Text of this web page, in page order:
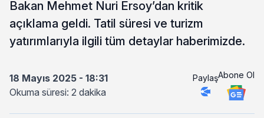
Bakan Mehmet Nuri Ersoy’dan kritik
açıklama geldi. Tatil süresi ve turizm
yatırımlarıyla ilgili tüm detaylar haberimizde.
18 Mayıs 2025 - 18:31
Okuma süresi: 2 dakika
PaylaşAbone Ol